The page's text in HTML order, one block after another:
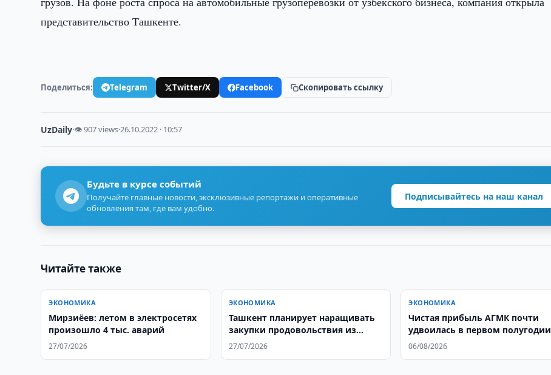
представительство Ташкенте.
Поделиться: Telegram Twitter/X Facebook Скопировать ссылку
UzDaily·👁 907 views·26.10.2022 · 10:57
Будьте в курсе событий
Получайте главные новости, эксклюзивные репортажи и оперативные
обновления там, где вам удобно.
Подписывайтесь на наш канал
Читайте также
ЭКОНОМИКА
Мирзиёев: летом в электросетях
произошло 4 тыс. аварий
27/07/2026
ЭКОНОМИКА
Ташкент планирует наращивать
закупки продовольствия из
Афганистана
27/07/2026
ЭКОНОМИКА
Чистая прибыль АГМК почти
удвоилась в первом полугодии
06/08/2026